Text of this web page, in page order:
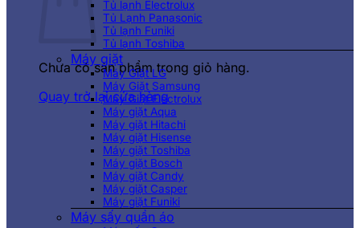
Chưa có sản phẩm trong giỏ hàng.
Quay trở lại cửa hàng
Tủ lạnh Electrolux
Tủ Lạnh Panasonic
Tủ lạnh Funiki
Tủ lạnh Toshiba
Máy giặt
Máy Giặt LG
Máy Giặt Samsung
Máy Giặt Electrolux
Máy giặt Aqua
Máy giặt Hitachi
Máy giặt Hisense
Máy giặt Toshiba
Máy giặt Bosch
Máy giặt Candy
Máy giặt Casper
Máy giặt Funiki
Máy sấy quần áo